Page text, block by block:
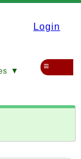
Login
▼ ≡